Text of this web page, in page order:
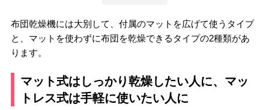
布団乾燥機には大別して、付属のマットを広げて使うタイプ
と、マットを使わずに布団を乾燥できるタイプの2種類があ
ります。
マット式はしっかり乾燥したい人に、マッ
トレス式は手軽に使いたい人に